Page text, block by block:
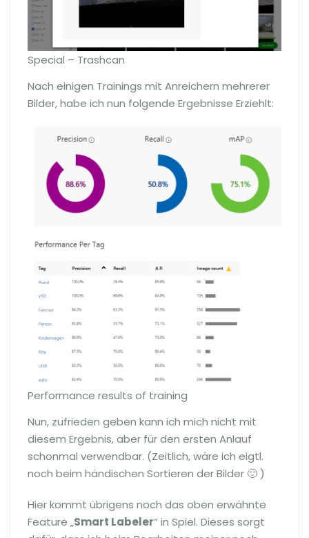
Special – Trashcan
Nach einigen Trainings mit Anreichern mehrerer
Bilder, habe ich nun folgende Ergebnisse Erziehlt:
Performance results of training
Nun, zufrieden geben kann ich mich nicht mit
diesem Ergebnis, aber für den ersten Anlauf
schonmal verwendbar. (Zeitlich, wäre ich eigtl.
noch beim händischen Sortieren der Bilder 🙂 )
Hier kommt übrigens noch das oben erwähnte
Feature „Smart Labeler“ in Spiel. Dieses sorgt